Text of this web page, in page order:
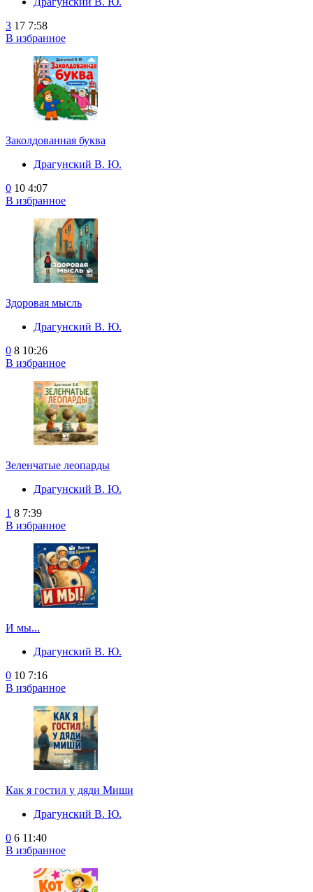
3 17 7:58
В избранное
Заколдованная буква
Драгунский В. Ю.
0 10 4:07
В избранное
Здоровая мысль
Драгунский В. Ю.
0 8 10:26
В избранное
Зеленчатые леопарды
Драгунский В. Ю.
1 8 7:39
В избранное
И мы...
Драгунский В. Ю.
0 10 7:16
В избранное
Как я гостил у дяди Миши
Драгунский В. Ю.
0 6 11:40
В избранное